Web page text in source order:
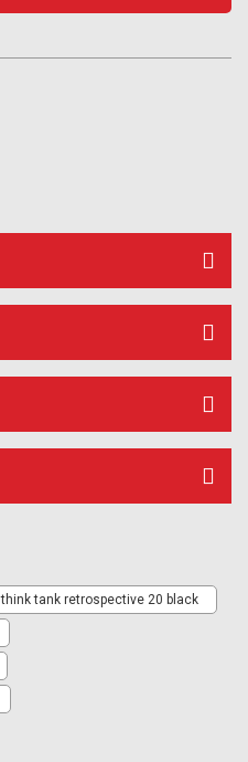
think tank retrospective 20 black